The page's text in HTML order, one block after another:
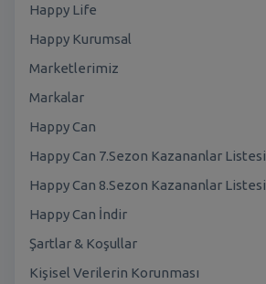
Happy Life
Happy Kurumsal
Marketlerimiz
Markalar
Happy Can
Happy Can 7.Sezon Kazananlar Listesi
Happy Can 8.Sezon Kazananlar Listesi
Happy Can İndir
Şartlar & Koşullar
Kişisel Verilerin Korunması